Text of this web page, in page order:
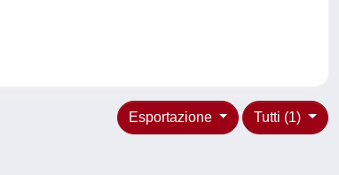
Tutti (1)
Esportazione